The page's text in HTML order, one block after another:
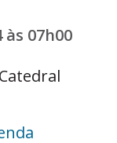
às 07h00